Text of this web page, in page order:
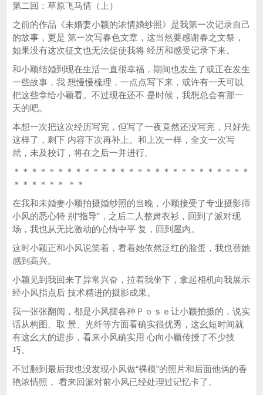
第二回：草原飞马情（上）
之前的作品《未婚妻小颖的浓情婚纱照》是我第一次记录自己
的故事，更是 第一次写春色文章，这当然要感谢春之文祭，
如果没有这次征文也无法促使我将 经历和感受记录下来。
和小颖结婚到现在生活一直很幸福，期间也发生了或正在发生
一些故事，我 想慢慢梳理，一点点写下来，或许有一天可以
把这些拿给小颖看。不过现在还不 是时候，我想总会有那一
天的吧。
本想一次把这次经历写完，但写了一夜竟然还没写完，只好先
这样了，剩下 内容下次再补上。和上次一样，全文一次写
就，未及校订，将在之后一并进行。
＊＊＊＊＊＊＊＊＊＊＊＊＊＊＊＊＊＊＊＊＊＊＊＊＊＊＊
＊＊＊＊＊＊ ＊＊
在我和未婚妻小颖拍摄婚纱照的当晚，小颖接受了专业摄影师
小风的悉心特 别“指导”，之后二人整肃衣衫，回到了派对现
场，我也从无比激动的心情中平 复，回到屋内。
这时小颖正和小风说笑着，看着她依然泛红的脸蛋，我也替她
感到高兴。
小颖见到我回来了异常兴奋，拉着我坐下，拿起相机向我展示
经小风指点后 技术精进的摄影成果。
我一张张翻阅，都是小风摆各种Ｐｏｓｅ让小颖拍摄的，说实
话从构图、取 景、光纤等方面看确实很优秀，这幺短时间就
有这幺大的进步，看来小风确实用 心向小颖传授了不少技
巧。
不过翻到最后我也没发现小风做“裸模”的照片和后面他俩的香
艳浓情照， 看来回派对前小风已经处理过记忆卡了。